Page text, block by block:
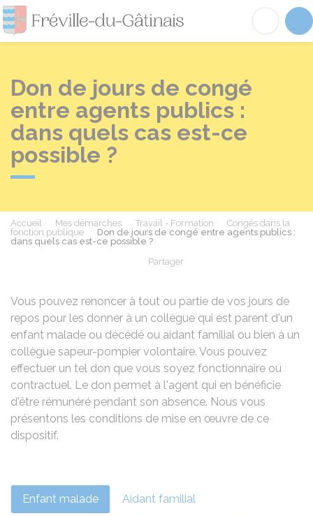
Fréville-du-
Don de jours de congé
entre agents publics :
dans quels cas est-ce
possible ?
Accueil Mes démarches Travail - Formation
Congés dans la
fonction publique
Don de jours de congé entre agents publics :
dans quels cas est-ce possible ?
Partager
Vous pouvez renoncer à tout ou partie de vos jours de
repos pour les donner à un collègue qui est parent d'un
enfant malade ou décédé ou aidant familial ou bien à un
collègue sapeur-pompier volontaire. Vous pouvez
effectuer un tel don que vous soyez fonctionnaire ou
contractuel. Le don permet à l'agent qui en bénéficie
d'être rémunéré pendant son absence. Nous vous
présentons les conditions de mise en œuvre de ce
dispositif.
Enfant malade Aidant familial